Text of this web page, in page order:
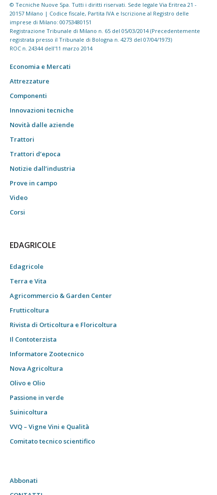
© Tecniche Nuove Spa. Tutti i diritti riservati. Sede legale Via Eritrea 21 -
20157 Milano | Codice fiscale, Partita IVA e Iscrizione al Registro delle
imprese di Milano: 00753480151
Registrazione Tribunale di Milano n. 65 del 05/03/2014 (Precedentemente
registrata presso il Tribunale di Bologna n. 4273 del 07/04/1973)
ROC n. 24344 dell'11 marzo 2014
Economia e Mercati
Attrezzature
Componenti
Innovazioni tecniche
Novità dalle aziende
Trattori
Trattori d’epoca
Notizie dall’industria
Prove in campo
Video
Corsi
EDAGRICOLE
Edagricole
Terra e Vita
Agricommercio & Garden Center
Frutticoltura
Rivista di Orticoltura e Floricoltura
Il Contoterzista
Informatore Zootecnico
Nova Agricoltura
Olivo e Olio
Passione in verde
Suinicoltura
VVQ – Vigne Vini e Qualità
Comitato tecnico scientifico
Abbonati